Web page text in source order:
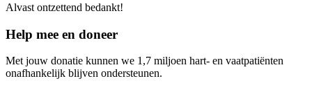
Alvast ontzettend bedankt!
Help mee en doneer
Met jouw donatie kunnen we 1,7 miljoen hart- en vaatpatiënten
onafhankelijk blijven ondersteunen.